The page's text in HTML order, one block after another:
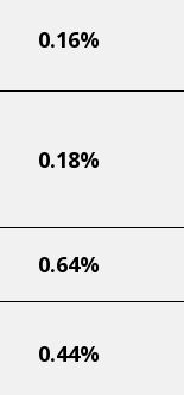
0.16%
0.18%
0.64%
0.44%